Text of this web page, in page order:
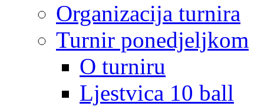
Organizacija turnira
Turnir ponedjeljkom
O turniru
Ljestvica 10 ball